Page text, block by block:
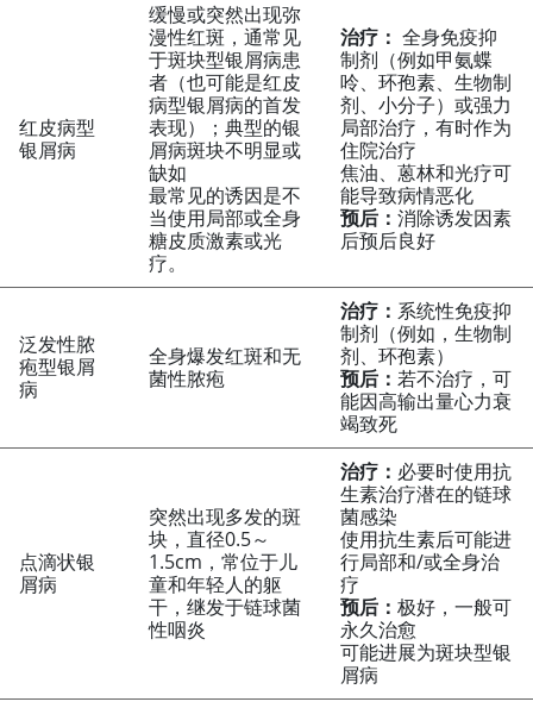
红皮病型
银屑病
缓慢或突然出现弥
漫性红斑，通常见
于斑块型银屑病患
者（也可能是红皮
病型银屑病的首发
表现）；典型的银
屑病斑块不明显或
缺如
最常见的诱因是不
当使用局部或全身
糖皮质激素或光
疗。
治疗： 全身免疫抑
制剂（例如甲氨蝶
呤、环孢素、生物制
剂、小分子）或强力
局部治疗，有时作为
住院治疗
焦油、蒽林和光疗可
能导致病情恶化
预后： 消除诱发因素
后预后良好
泛发性脓
疱型银屑
病
全身爆发红斑和无
菌性脓疱
治疗： 系统性免疫抑
制剂（例如，生物制
剂、环孢素）
预后： 若不治疗，可
能因高输出量心力衰
竭致死
点滴状银
屑病
突然出现多发的斑
块，直径0.5～
1.5cm，常位于儿
童和年轻人的躯
干，继发于链球菌
性咽炎
治疗： 必要时使用抗
生素治疗潜在的链球
菌感染
使用抗生素后可能进
行局部和/或全身治
疗
预后： 极好，一般可
永久治愈
可能进展为斑块型银
屑病